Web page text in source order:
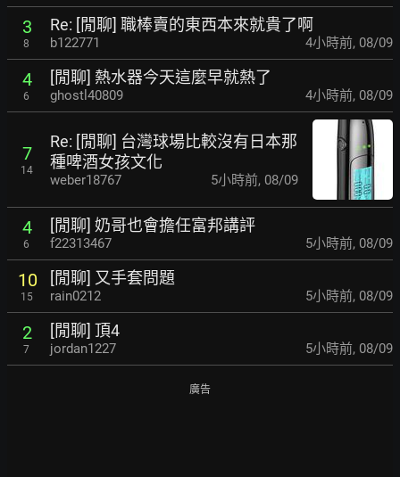
3
8
Re: [閒聊] 職棒賣的東西本來就貴了啊
b122771 4小時前, 08/09
4
6
[閒聊] 熱水器今天這麼早就熱了
ghostl40809 4小時前, 08/09
7
14
Re: [閒聊] 台灣球場比較沒有日本那
種啤酒女孩文化
weber18767 5小時前, 08/09
4
6
[閒聊] 奶哥也會擔任富邦講評
f22313467 5小時前, 08/09
10
15
[閒聊] 又手套問題
rain0212 5小時前, 08/09
2
7
[閒聊] 頂4
jordan1227 5小時前, 08/09
廣告